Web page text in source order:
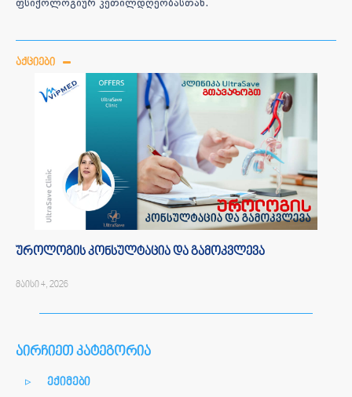
აირჩიეთ კატეგორია
ექიმები
ᲐᲥᲪᲘᲔᲑᲘ
უროლოგის კონსულტაცია და გამოკვლევა
მაისი 4, 2026